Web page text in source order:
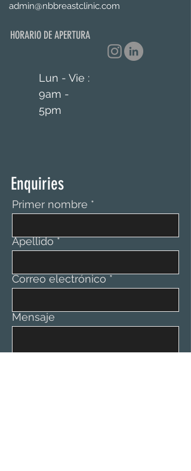
admin@nbbreastclinic.com
HORARIO DE APERTURA
Lun - Vie :
9am -
5pm
Enquiries
Primer nombre
Apellido
Correo electrónico
Mensaje